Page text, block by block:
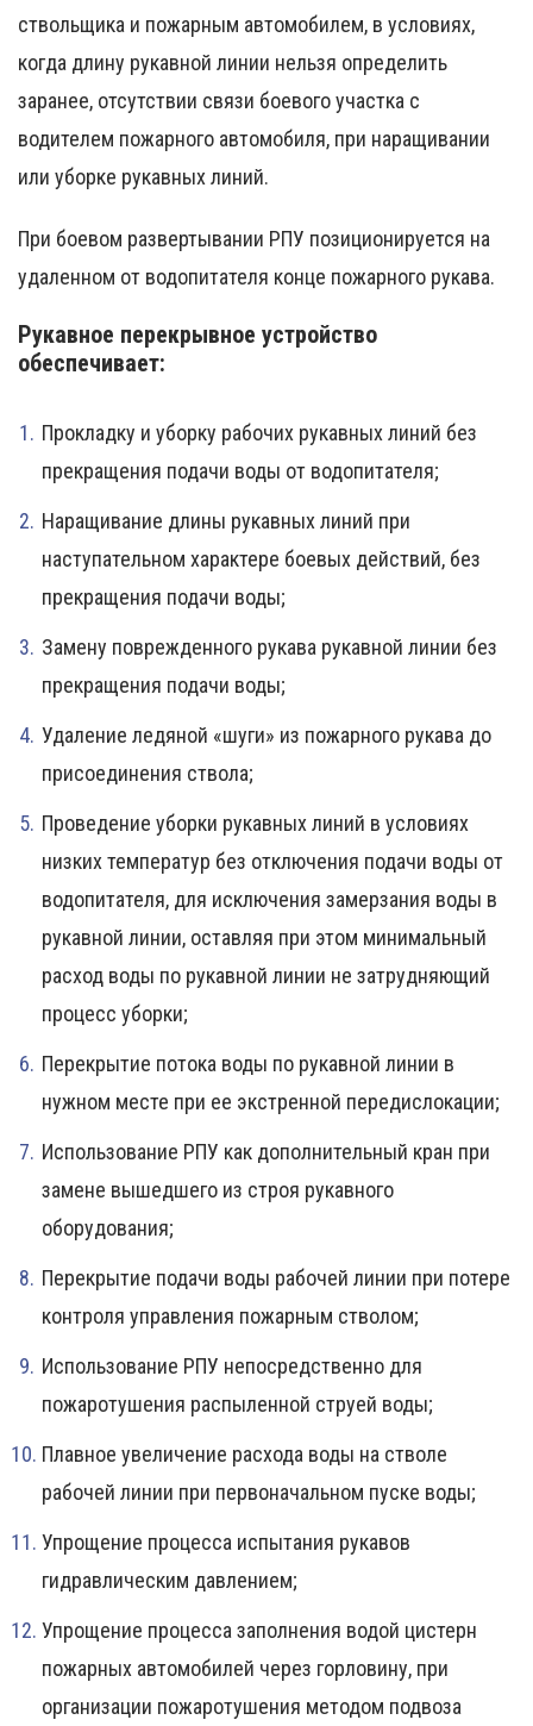
ствольщика и пожарным автомобилем, в условиях,
когда длину рукавной линии нельзя определить
заранее, отсутствии связи боевого участка с
водителем пожарного автомобиля, при наращивании
или уборке рукавных линий.
При боевом развертывании РПУ позиционируется на
удаленном от водопитателя конце пожарного рукава.
Рукавное перекрывное устройство
обеспечивает:
Прокладку и уборку рабочих рукавных линий без
прекращения подачи воды от водопитателя;
Наращивание длины рукавных линий при
наступательном характере боевых действий, без
прекращения подачи воды;
Замену поврежденного рукава рукавной линии без
прекращения подачи воды;
Удаление ледяной «шуги» из пожарного рукава до
присоединения ствола;
Проведение уборки рукавных линий в условиях
низких температур без отключения подачи воды от
водопитателя, для исключения замерзания воды в
рукавной линии, оставляя при этом минимальный
расход воды по рукавной линии не затрудняющий
процесс уборки;
Перекрытие потока воды по рукавной линии в
нужном месте при ее экстренной передислокации;
Использование РПУ как дополнительный кран при
замене вышедшего из строя рукавного
оборудования;
Перекрытие подачи воды рабочей линии при потере
контроля управления пожарным стволом;
Использование РПУ непосредственно для
пожаротушения распыленной струей воды;
Плавное увеличение расхода воды на стволе
рабочей линии при первоначальном пуске воды;
Упрощение процесса испытания рукавов
гидравлическим давлением;
Упрощение процесса заполнения водой цистерн
пожарных автомобилей через горловину, при
организации пожаротушения методом подвоза